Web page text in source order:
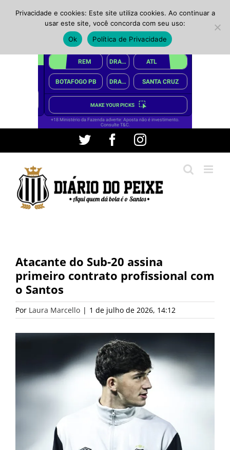
conteúdo
Twitter FacebookInstagram
Atacante do Sub-20 assina
primeiro contrato profissional com
o Santos
Por Laura Marcello | 1 de julho de 2026, 14:12
Privacidade e cookies: Este site utiliza cookies. Ao continuar a
usar este site, você concorda com seu uso:
Ok
Política de Privacidade